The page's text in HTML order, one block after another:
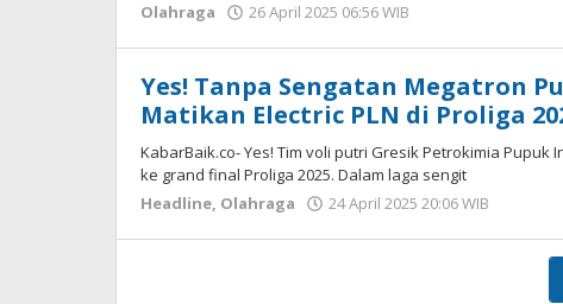
Olahraga
26 April 2025 06:56 WIB
Yes! Tanpa Sengatan Megatron
Matikan Electric PLN di Proliga
KabarBaik.co- Yes! Tim voli putri Gresik Petrokimia
ke grand final Proliga 2025. Dalam laga sengit
Headline, Olahraga 24 April 2025 20:06 WIB